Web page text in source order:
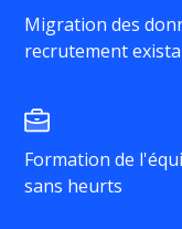
Migration des
recrutement
Formation de
sans heurts